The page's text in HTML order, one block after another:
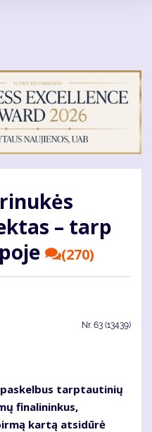
– tarp
(270)
Nr. 63 (13439)
paskelbus tarptautinių
finalininkus,
kartą atsidūrė